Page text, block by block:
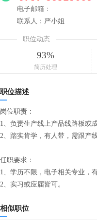
电子邮箱：
联系人：严小姐
职位动态
93%
简历处理
职位描述
岗位职责：
1、负责生产线上产品线路板或
2、踏实肯学，有人带，需跟产
任职要求：
1、学历不限，电子相关专业，
2、实习或应届皆可。
相似职位